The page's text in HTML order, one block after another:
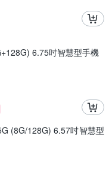
6.75吋智慧型手機
(8G/128G) 6.57吋智慧型